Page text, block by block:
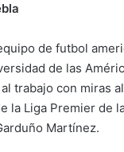
de futbol
de las
trabajo con miras
la Liga Premier de
Martínez.